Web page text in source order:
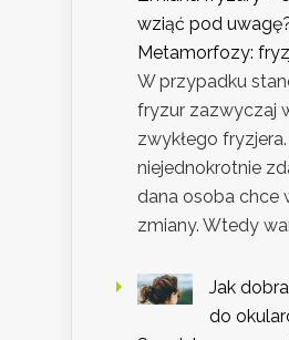
wziąć pod
Metamorfozy:
W przypadku
fryzur zazwyczaj
zwykłego
niejednokrotnie
dana osoba chce
zmiany. Wtedy
Jak
do